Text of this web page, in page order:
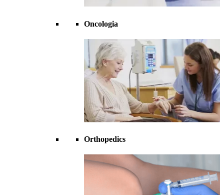
Oncologia
Orthopedics